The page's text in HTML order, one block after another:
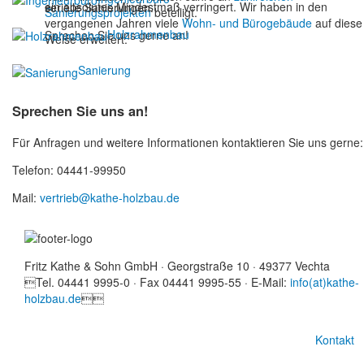
Sanierungsprojektenbeteiligt.
serielle Sanierungen.
Sprechen Sie uns gerne an!
ein absolutes Mindestmaß verringert. Wir haben in den
vergangenen Jahren vieleWohn- und Bürogebäude auf diese
Weise erweitert.Holzrahmenbau
Sanierung
Sprechen Sie uns an!
Für Anfragen und weitere Informationen kontaktieren Sie uns gerne:
Telefon: 04441-99950
Mail: vertrieb@kathe-holzbau.de
Fritz Kathe & Sohn GmbH · Georgstraße 10 · 49377 Vechta
Tel. 04441 9995-0 · Fax 04441 9995-55 · E-Mail: info(at)kathe-
holzbau.de
Kontakt